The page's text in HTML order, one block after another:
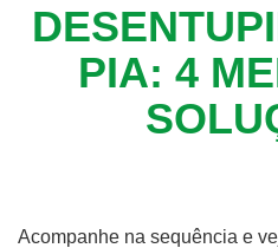
PIA: 4
Acompanhe na sequência e